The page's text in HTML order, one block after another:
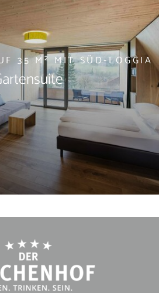
35 M² MIT SÜD-LOGGIA